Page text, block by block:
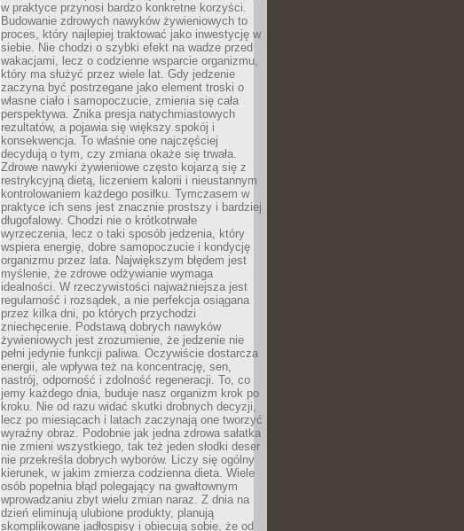
w praktyce przynosi bardzo konkretne korzyści.
Budowanie zdrowych nawyków żywieniowych to
proces, który najlepiej traktować jako inwestycję w
siebie. Nie chodzi o szybki efekt na wadze przed
wakacjami, lecz o codzienne wsparcie organizmu,
który ma służyć przez wiele lat. Gdy jedzenie
zaczyna być postrzegane jako element troski o
własne ciało i samopoczucie, zmienia się cała
perspektywa. Znika presja natychmiastowych
rezultatów, a pojawia się większy spokój i
konsekwencja. To właśnie one najczęściej
decydują o tym, czy zmiana okaże się trwała.
Zdrowe nawyki żywieniowe często kojarzą się z
restrykcyjną dietą, liczeniem kalorii i nieustannym
kontrolowaniem każdego posiłku. Tymczasem w
praktyce ich sens jest znacznie prostszy i bardziej
długofalowy. Chodzi nie o krótkotrwałe
wyrzeczenia, lecz o taki sposób jedzenia, który
wspiera energię, dobre samopoczucie i kondycję
organizmu przez lata. Największym błędem jest
myślenie, że zdrowe odżywianie wymaga
idealności. W rzeczywistości najważniejsza jest
regularność i rozsądek, a nie perfekcja osiągana
przez kilka dni, po których przychodzi
zniechęcenie. Podstawą dobrych nawyków
żywieniowych jest zrozumienie, że jedzenie nie
pełni jedynie funkcji paliwa. Oczywiście dostarcza
energii, ale wpływa też na koncentrację, sen,
nastrój, odporność i zdolność regeneracji. To, co
jemy każdego dnia, buduje nasz organizm krok po
kroku. Nie od razu widać skutki drobnych decyzji,
lecz po miesiącach i latach zaczynają one tworzyć
wyraźny obraz. Podobnie jak jedna zdrowa sałatka
nie zmieni wszystkiego, tak też jeden słodki deser
nie przekreśla dobrych wyborów. Liczy się ogólny
kierunek, w jakim zmierza codzienna dieta. Wiele
osób popełnia błąd polegający na gwałtownym
wprowadzaniu zbyt wielu zmian naraz. Z dnia na
dzień eliminują ulubione produkty, planują
skomplikowane jadłospisy i obiecują sobie, że od